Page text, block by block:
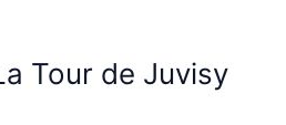
Tour de Juvisy